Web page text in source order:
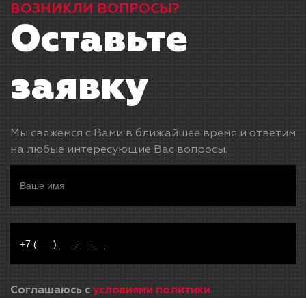
ВОЗНИКЛИ ВОПРОСЫ?
Оставьте
заявку
Мы свяжемся с Вами в ближайшее время и ответим
на любые интересующие Вас вопросы.
Соглашаюсь с условиями политики